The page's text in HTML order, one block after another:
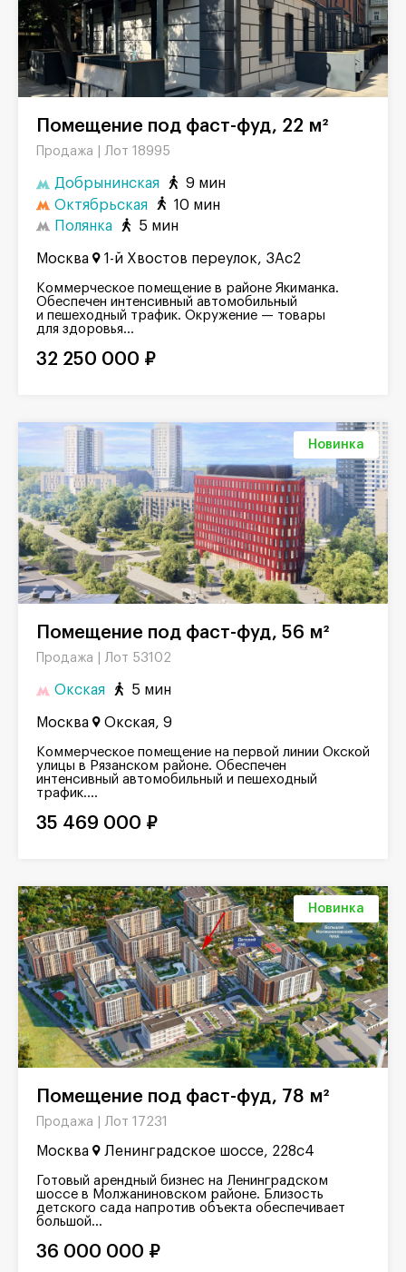
Помещение под фаст-фуд, 22 м²
Продажа | Лот 18995
Добрынинская
9 мин
Октябрьская
10 мин
Полянка
5 мин
Москва 1-й Хвостов переулок, 3Ас2
Коммерческое помещение в районе Якиманка.
Обеспечен интенсивный автомобильный
и пешеходный трафик. Окружение — товары
для здоровья...
32 250 000 ₽
Новинка
Помещение под фаст-фуд, 56 м²
Продажа | Лот 53102
Окская 5 мин
Москва Окская, 9
Коммерческое помещение на первой линии Окской
улицы в Рязанском районе. Обеспечен
интенсивный автомобильный и пешеходный
трафик....
35 469 000 ₽
Новинка
Помещение под фаст-фуд, 78 м²
Продажа | Лот 17231
Москва Ленинградское шоссе, 228с4
Готовый арендный бизнес на Ленинградском
шоссе в Молжаниновском районе. Близость
детского сада напротив объекта обеспечивает
большой...
36 000 000 ₽